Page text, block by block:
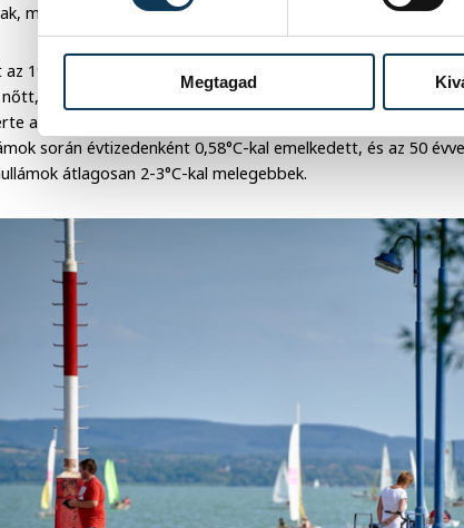
Megtagad
mint a nyáriak.
1980-as évek végétől a hőhullámok is gyakoribbá váltak.
a hőhullámok teljes hossza pedig évtizedenként 22
a 120 napot is. Eközben a hőhullámok intenzitása is
során évtizedenként 0,58°C-kal emelkedett, és az 50
átlagosan 2-3°C-kal melegebbek.